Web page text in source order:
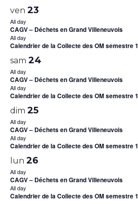
ven 23
All day
CAGV – Déchets en Grand Villeneuvois
All day
Calendrier de la Collecte des OM semestre 1
sam 24
All day
CAGV – Déchets en Grand Villeneuvois
All day
Calendrier de la Collecte des OM semestre 1
dim 25
All day
CAGV – Déchets en Grand Villeneuvois
All day
Calendrier de la Collecte des OM semestre 1
lun 26
All day
CAGV – Déchets en Grand Villeneuvois
All day
Calendrier de la Collecte des OM semestre 1